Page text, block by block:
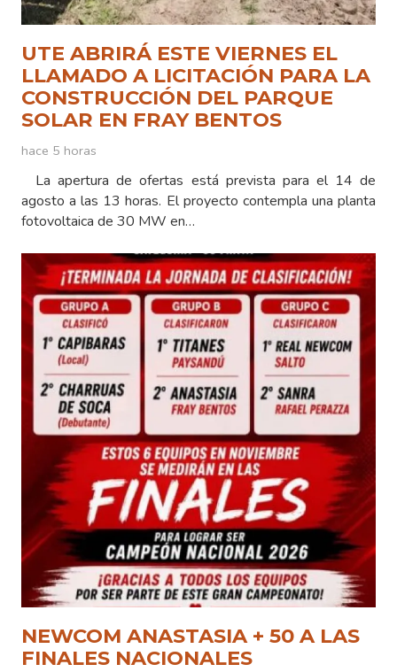
UTE ABRIRÁ ESTE VIERNES EL
LLAMADO A LICITACIÓN PARA LA
CONSTRUCCIÓN DEL PARQUE
SOLAR EN FRAY BENTOS
hace 5 horas
La apertura de ofertas está prevista para el 14 de
agosto a las 13 horas. El proyecto contempla una planta
fotovoltaica de 30 MW en…
NEWCOM ANASTASIA + 50 A LAS
FINALES NACIONALES